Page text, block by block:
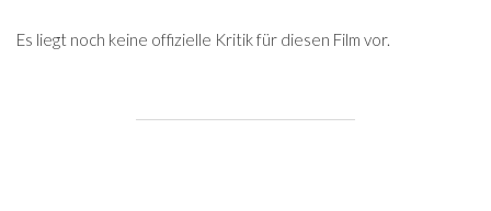
Es liegt noch keine offizielle Kritik für diesen Film vor.